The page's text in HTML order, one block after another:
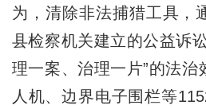
为，清除非法捕猎工具，
县检察机关建立的公益诉
理一案、治理一片”的法治
人机、边界电子围栏等